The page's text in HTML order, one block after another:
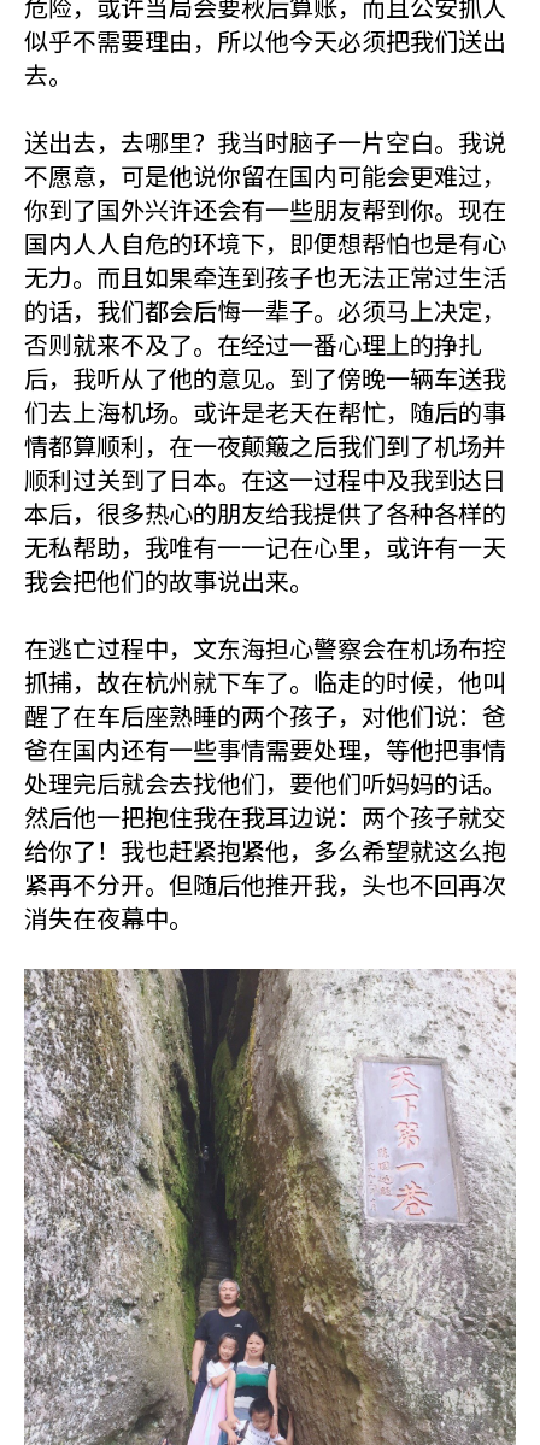
似乎不需要理由，所以他今天必须把我们送出
去。
送出去，去哪里？我当时脑子一片空白。我说
不愿意，可是他说你留在国内可能会更难过，
你到了国外兴许还会有一些朋友帮到你。现在
国内人人自危的环境下，即便想帮怕也是有心
无力。而且如果牵连到孩子也无法正常过生活
的话，我们都会后悔一辈子。必须马上决定，
否则就来不及了。在经过一番心理上的挣扎
后，我听从了他的意见。到了傍晚一辆车送我
们去上海机场。或许是老天在帮忙，随后的事
情都算顺利，在一夜颠簸之后我们到了机场并
顺利过关到了日本。在这一过程中及我到达日
本后，很多热心的朋友给我提供了各种各样的
无私帮助，我唯有一一记在心里，或许有一天
我会把他们的故事说出来。
在逃亡过程中，文东海担心警察会在机场布控
抓捕，故在杭州就下车了。临走的时候，他叫
醒了在车后座熟睡的两个孩子，对他们说：爸
爸在国内还有一些事情需要处理，等他把事情
处理完后就会去找他们，要他们听妈妈的话。
然后他一把抱住我在我耳边说：两个孩子就交
给你了！我也赶紧抱紧他，多么希望就这么抱
紧再不分开。但随后他推开我，头也不回再次
消失在夜幕中。